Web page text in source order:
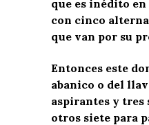
que es inédito en
con cinco
que van por su
Entonces este
abanico o del
aspirantes y tres
otros siete para